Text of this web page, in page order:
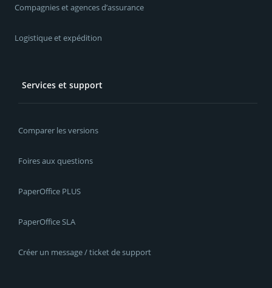
Compagnies et agences d’assurance
Logistique et expédition
Services et support
Comparer les versions
Foires aux questions
PaperOffice PLUS
PaperOffice SLA
Créer un message / ticket de support